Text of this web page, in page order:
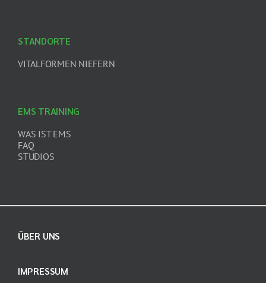
EMS TRAINING
WAS IST EMS
FAQ
STUDIOS
STANDORTE
VITALFORMEN NIEFERN
ÜBER UNS
IMPRESSUM